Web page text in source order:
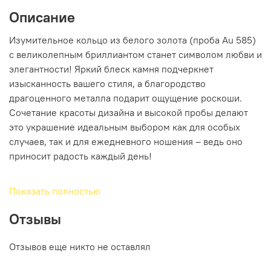
Описание
Изумительное кольцо из белого золота (проба Au 585)
с великолепным бриллиантом станет символом любви и
элегантности! Яркий блеск камня подчеркнет
изысканность вашего стиля, а благородство
драгоценного металла подарит ощущение роскоши.
Сочетание красоты дизайна и высокой пробы делают
это украшение идеальным выбором как для особых
случаев, так и для ежедневного ношения – ведь оно
приносит радость каждый день!
Показать полностью
Отзывы
Отзывов еще никто не оставлял